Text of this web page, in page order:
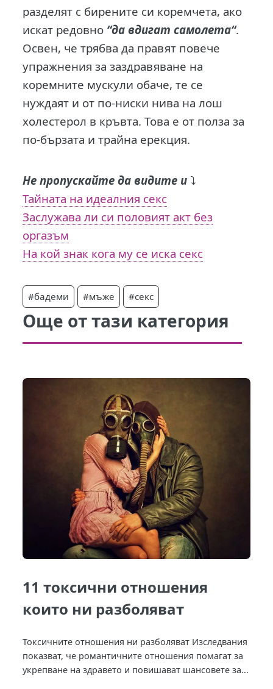
разделят с бирените си коремчета, ако
искат редовно “да вдигат самолета“.
Освен, че трябва да правят повече
упражнения за заздравяване на
коремните мускули обаче, те се
нуждаят и от по-ниски нива на лош
холестерол в кръвта. Това е от полза за
по-бързата и трайна ерекция.
Не пропускайте да видите и ⤵️
Тайната на идеалния секс
Заслужава ли си половият акт без
оргазъм
На кой знак кога му се иска секс
#бадеми #мъже #секс
Още от тази категория
11 токсични отношения
които ни разболяват
Токсичните отношения ни разболяват Изследвания
показват, че романтичните отношения помагат за
укрепване на здравето и повишават шансовете за...